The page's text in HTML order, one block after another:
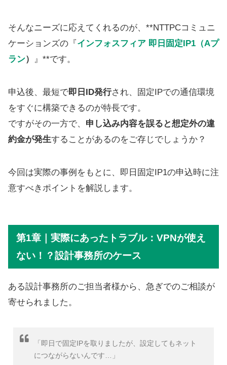
そんなニーズに応えてくれるのが、**NTTPCコミュニ
ケーションズの『インフォスフィア 即日固定IP1（Aプ
ラン） 』**です。
申込後、最短で即日ID発行され、固定IPでの通信環境
をすぐに構築できるのが特長です。
ですがその一方で、 申し込み内容を誤ると想定外の違
約金が発生することがあるのをご存じでしょうか？
今回は実際の事例をもとに、即日固定IP1の申込時に注
意すべきポイントを解説します。
第1章｜実際にあったトラブル：VPNが使え
ない！？設計事務所のケース
ある設計事務所のご担当者様から、急ぎでのご相談が
寄せられました。
「即日で固定IPを取りましたが、設定してもネット
につながらないんです…」